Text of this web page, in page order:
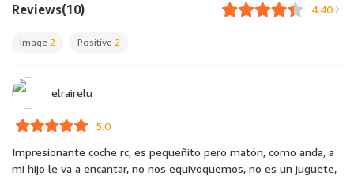
Reviews(10) 4.40
Image 2 Positive 2
elrairelu
5.0
Impresionante coche rc, es pequeñito pero matón, como anda, a
mi hijo le va a encantar, no nos equivoquemos, no es un juguete,